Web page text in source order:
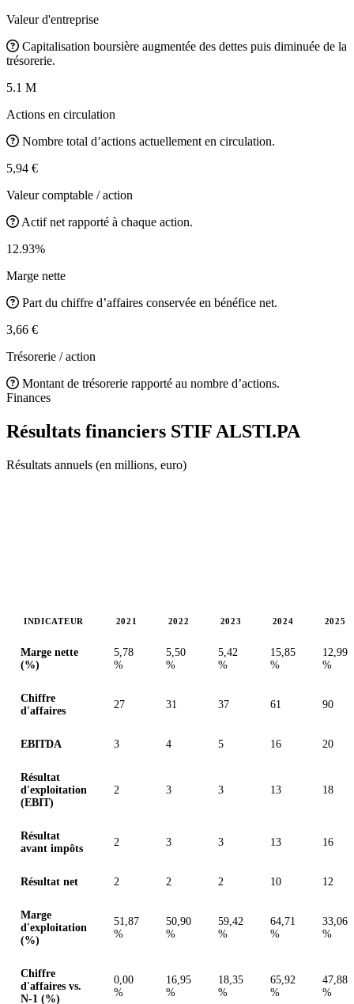
Valeur d'entreprise
Capitalisation boursière augmentée des dettes puis diminuée de la
trésorerie.
5.1 M
Actions en circulation
Nombre total d’actions actuellement en circulation.
5,94 €
Valeur comptable / action
Actif net rapporté à chaque action.
12.93%
Marge nette
Part du chiffre d’affaires conservée en bénéfice net.
3,66 €
Trésorerie / action
Montant de trésorerie rapporté au nombre d’actions.
Finances
Résultats financiers STIF ALSTI.PA
Résultats annuels (en millions, euro)
INDICATEUR 2021 2022 2023 2024 2025
Marge nette
(%)
5,78
%
5,50
%
5,42
%
15,85
%
12,99
%
Chiffre
d'affaires
27 31 37 61 90
EBITDA 3 4 5 16 20
Résultat
d'exploitation
(EBIT)
2 3 3 13 18
Résultat
avant impôts
2 3 3 13 16
Résultat net 2 2 2 10 12
Marge
d'exploitation
(%)
51,87
%
50,90
%
59,42
%
64,71
%
33,06
%
Chiffre
d'affaires vs.
N-1 (%)
0,00
%
16,95
%
18,35
%
65,92
%
47,88
%